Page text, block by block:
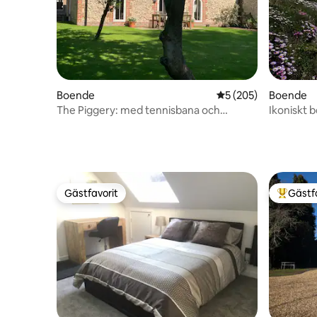
Boende 5 av 5 i
5 (205)
The Piggery: med tennisbana och
Boende
Ikoniskt
Watch
Gästfavorit
Gästfavorit Populär